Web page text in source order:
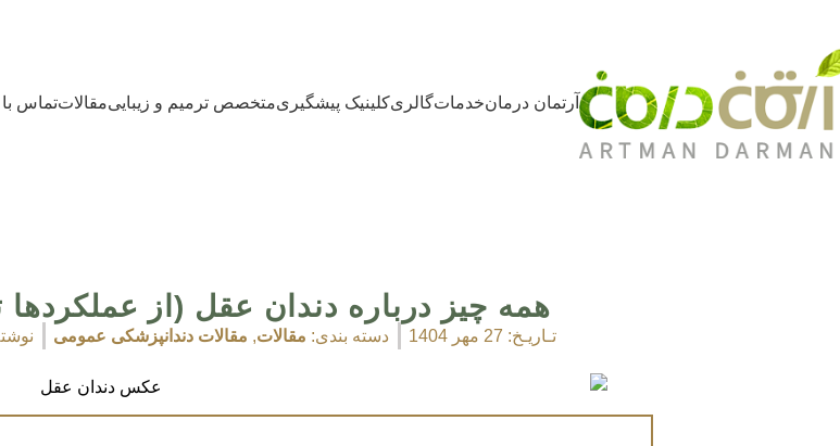
آرتمان درمانخدماتگالریکلینیک پیشگیریمتخصص ترمیم و زیباییمقالاتتماس با
همه چیز درباره دندان عقل (از
تـاریـخ: 27 مهر 1404 دسته بندی: مقالات, مقالات دندانپزشکی عمومی